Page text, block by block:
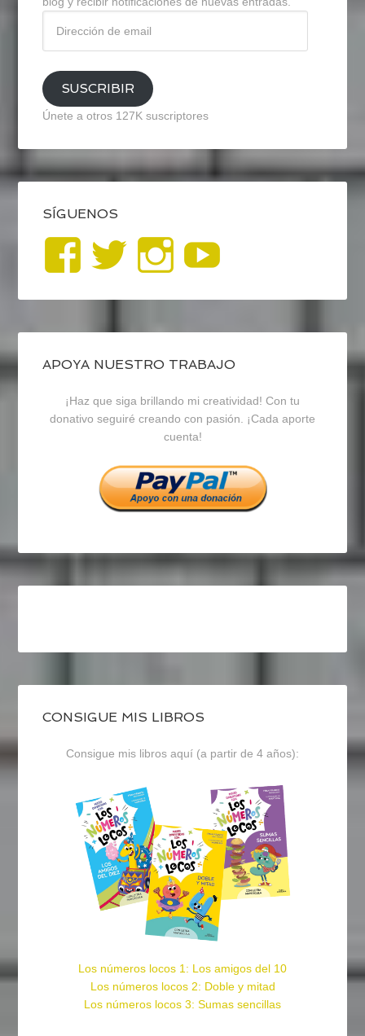
email
SUSCRIBIR
Únete a otros 127K suscriptores
SÍGUENOS
Ver
perfil
de
blogrecursosep
en
Facebook
Ver
perfil
de
recursosep
en
Twitter
Ver
perfil
de
recursosep
en
Instagram
APOYA NUESTRO TRABAJO
¡Haz que siga brillando mi creatividad! Con tu
donativo seguiré creando con pasión. ¡Cada aporte
cuenta!
CONSIGUE MIS LIBROS
Consigue mis libros aquí (a partir de 4 años):
Los números locos 1: Los amigos del 10
Los números locos 2: Doble y mitad
Los números locos 3: Sumas sencillas